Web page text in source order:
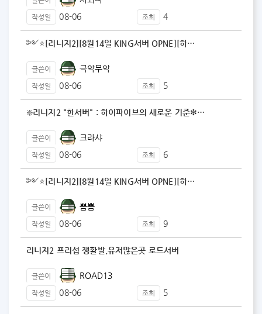
작성일 08-06 조회 4
༻⭐️[리니지2][8월14일 KING서버 OPNE][하…
글쓴이 극악무악
작성일 08-06 조회 5
❇️리니지2 "한서버" : 하이파이브의 새로운 기준❇…
글쓴이 크라샤
작성일 08-06 조회 6
༻⭐️[리니지2][8월14일 KING서버 OPNE][하…
글쓴이 쁨쁨
작성일 08-06 조회 9
리니지2 프리섭 쟁활발,유저많은곳 로드서버
글쓴이 ROAD13
작성일 08-06 조회 5